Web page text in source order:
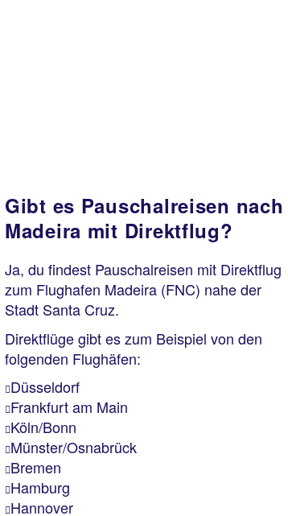
Gibt es Pauschalreisen nach
Madeira mit Direktflug?
Ja, du findest Pauschalreisen mit Direktflug
zum Flughafen Madeira (FNC) nahe der
Stadt Santa Cruz.
Direktflüge gibt es zum Beispiel von den
folgenden Flughäfen:
Düsseldorf
Frankfurt am Main
Köln/Bonn
Münster/Osnabrück
Bremen
Hamburg
Hannover